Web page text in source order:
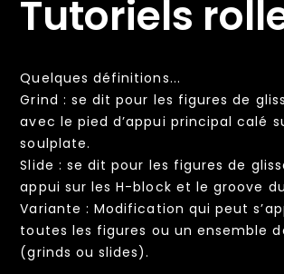
Tutoriels
Quelques définitions...
Grind : se dit pour les figures de
avec le pied d’appui principal calé
soulplate.
Slide : se dit pour les figures de
appui sur les H-block et le groove
Variante : Modification qui peut
toutes les figures ou un ensemble
(grinds ou slides).